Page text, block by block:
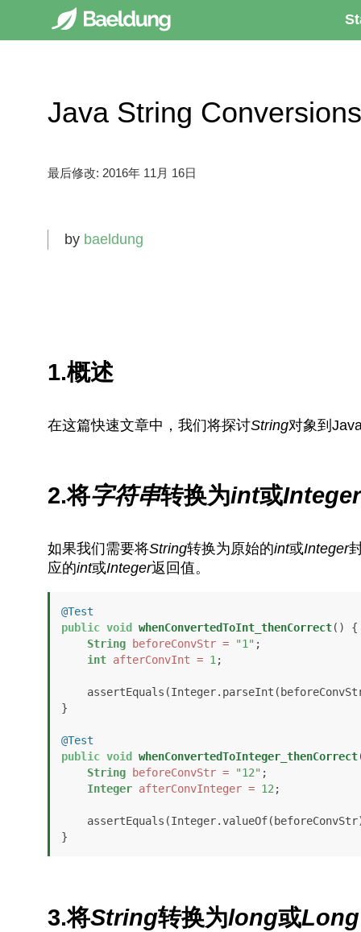
Java String
最后修改: 2016年 11月 16日
by baeldung
1.概述
在这篇快速文章中，我们将探讨String对象到
2.将字符串转换为int或Integer
如果我们需要将String转换为原始的int或Integer
应的int或Integer返回值。
@Test
public void whenConvertedToInt_thenCorrect()
{
String
beforeConvStr = "1" ;
int afterConvInt = 1 ;
}
@Test
public void whenConvertedToInteger_thenCorrect
String
beforeConvStr = "12" ;
Integer afterConvInteger = 12 ;
}
3.将String转换为long或Long